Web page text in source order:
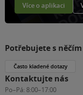
Více o aplikaci
Potřebujete s
Často kladené dotazy
Kontaktujte nás
Po–Pá: 8:00–17:00